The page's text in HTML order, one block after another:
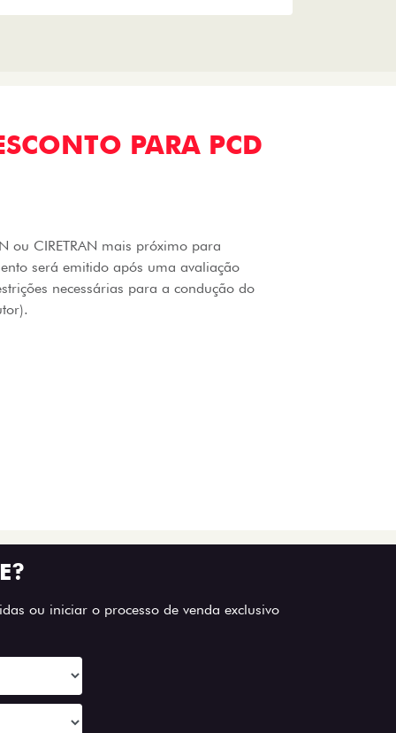
PARA PCD
ou CIRETRAN mais próximo para
será emitido após uma avaliação
necessárias para a condução do
ou iniciar o processo de venda exclusivo